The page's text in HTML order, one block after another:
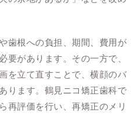
歯根への負担、期間、費用が
要があります。その一方で、
を立て直すことで、横顔のバ
ります。鶴見ニコ矯正歯科で
再評価を行い、再矯正のメリ